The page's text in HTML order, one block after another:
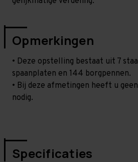
Opmerkingen
• Deze opstelling bestaat uit 7
spaanplaten en 144 borgpennen.
• Bij deze afmetingen heeft u
nodig.
Specificaties